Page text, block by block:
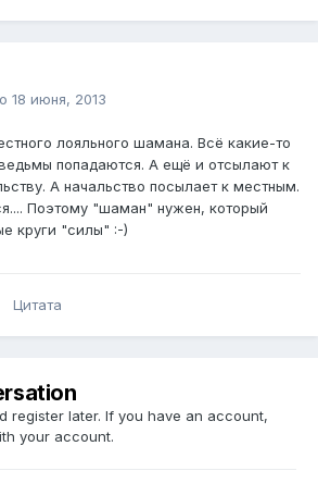
18 июня, 2013
лояльного шамана. Всё какие-то
попадаются. А ещё и отсылают к
А начальство посылает к местным.
Поэтому "шаман" нужен, который
круги "силы" :-)
Цитата
register later. If you have an account,
your account.